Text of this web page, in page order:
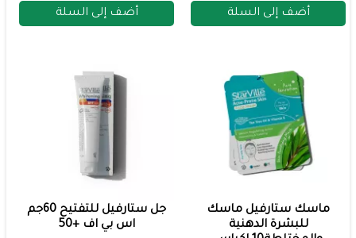
أضف إلى السلة أضف إلى السلة
ماسك ستارفيل ماسك
للبشرة الدهنية
جل ستارفيل للتفتيح 60جم
اس بي اف +50